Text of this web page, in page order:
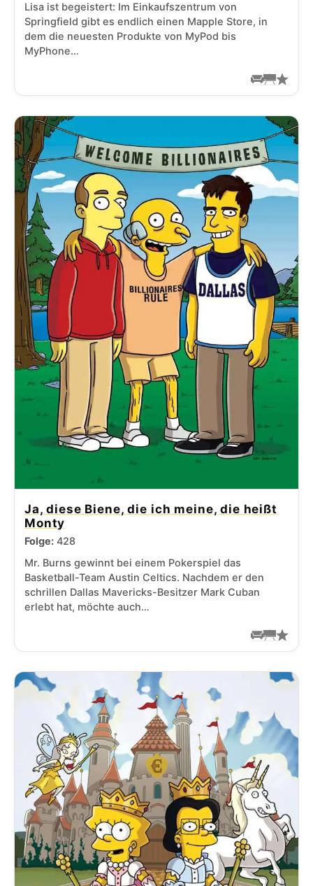
Lisa ist begeistert: Im Einkaufszentrum von
Springfield gibt es endlich einen Mapple Store, in
dem die neuesten Produkte von MyPod bis
MyPhone…
Ja, diese Biene, die ich meine, die heißt
Monty
Folge: 428
Mr. Burns gewinnt bei einem Pokerspiel das
Basketball-Team Austin Celtics. Nachdem er den
schrillen Dallas Mavericks-Besitzer Mark Cuban
erlebt hat, möchte auch…